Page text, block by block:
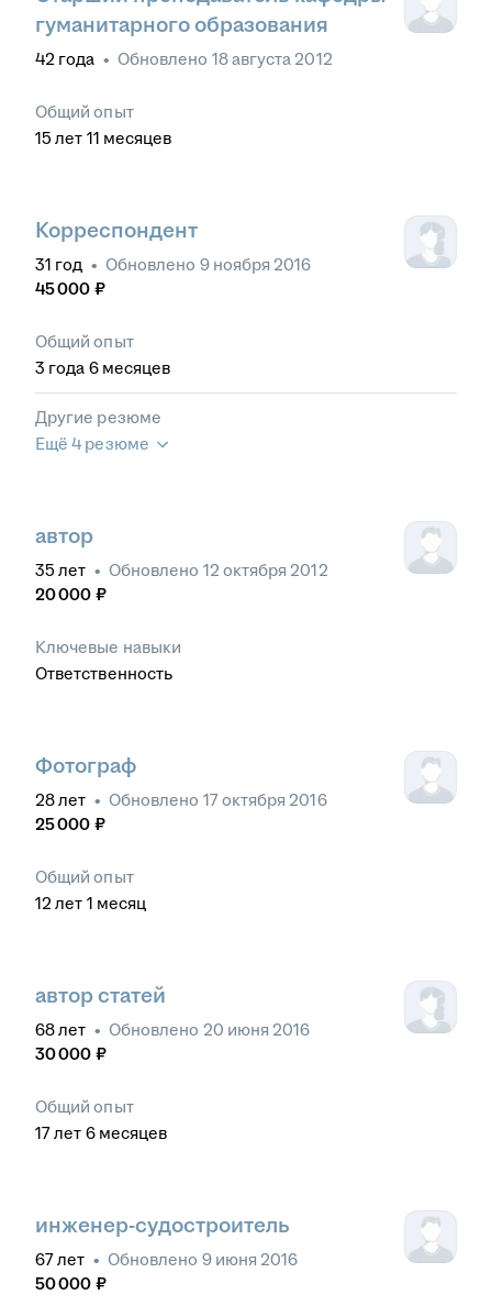
гуманитарного образования
42 года • Обновлено 18 августа 2012
Общий опыт
15 лет 11 месяцев
Корреспондент
31 год • Обновлено 9 ноября 2016
45 000 ₽
Общий опыт
3 года 6 месяцев
Другие резюме
Ещё 4 резюме
автор
35 лет • Обновлено 12 октября 2012
20 000 ₽
Ключевые навыки
Ответственность
Фотограф
28лет • Обновлено 17 октября 2016
25 000 ₽
Общий опыт
12 лет 1 месяц
автор статей
68лет • Обновлено 20 июня 2016
30 000 ₽
Общий опыт
17лет 6 месяцев
инженер-судостроитель
67лет • Обновлено 9 июня 2016
50 000 ₽